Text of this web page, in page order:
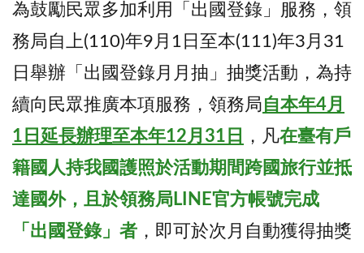
為鼓勵民眾多加利用「出國登錄」服務，領
務局自上(110)年9月1日至本(111)年3月31
日舉辦「出國登錄月月抽」抽獎活動，為持
續向民眾推廣本項服務，領務局自本年4月
1日延長辦理至本年12月31日
，凡在臺有戶
籍國人持我國護照於活動期間跨國旅行並抵
達國外，且於領務局LINE官方帳號完成
「出國登錄」者 ，即可於次月自動獲得抽獎